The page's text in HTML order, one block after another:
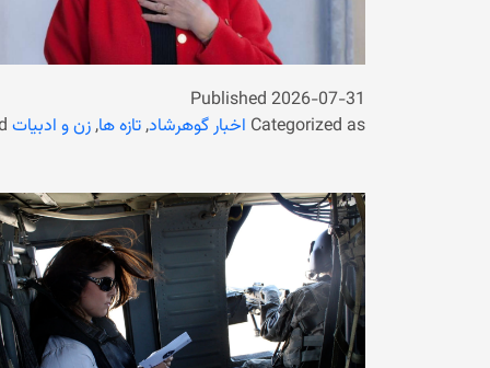
Published 2026-07-31
Categorized as اخبار گوهرشاد,تازه ها,زن و ادبیات